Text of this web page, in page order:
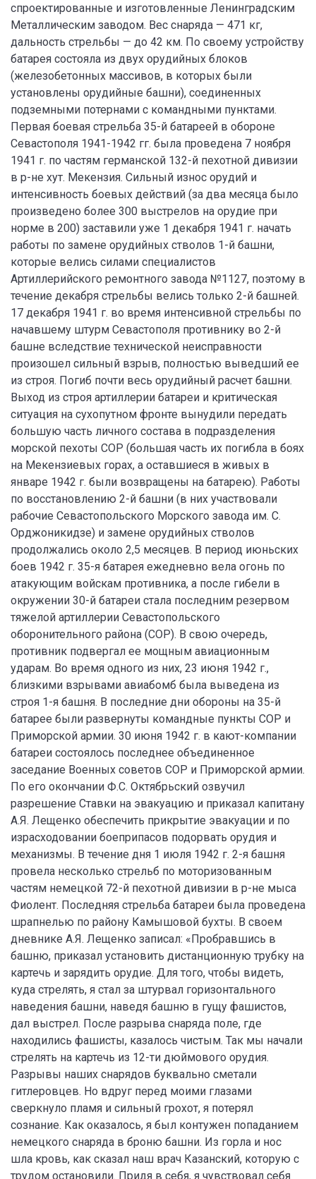
спроектированные и изготовленные Ленинградским
Металлическим заводом. Вес снаряда — 471 кг,
дальность стрельбы — до 42 км. По своему устройству
батарея состояла из двух орудийных блоков
(железобетонных массивов, в которых были
установлены орудийные башни), соединенных
подземными потернами с командными пунктами.
Первая боевая стрельба 35-й батареей в обороне
Севастополя 1941-1942 гг. была проведена 7 ноября
1941 г. по частям германской 132-й пехотной дивизии
в р-не хут. Мекензия. Сильный износ орудий и
интенсивность боевых действий (за два месяца было
произведено более 300 выстрелов на орудие при
норме в 200) заставили уже 1 декабря 1941 г. начать
работы по замене орудийных стволов 1-й башни,
которые велись силами специалистов
Артиллерийского ремонтного завода №1127, поэтому в
течение декабря стрельбы велись только 2-й башней.
17 декабря 1941 г. во время интенсивной стрельбы по
начавшему штурм Севастополя противнику во 2-й
башне вследствие технической неисправности
произошел сильный взрыв, полностью выведший ее
из строя. Погиб почти весь орудийный расчет башни.
Выход из строя артиллерии батареи и критическая
ситуация на сухопутном фронте вынудили передать
большую часть личного состава в подразделения
морской пехоты СОР (большая часть их погибла в боях
на Мекензиевых горах, а оставшиеся в живых в
январе 1942 г. были возвращены на батарею). Работы
по восстановлению 2-й башни (в них участвовали
рабочие Севастопольского Морского завода им. С.
Орджоникидзе) и замене орудийных стволов
продолжались около 2,5 месяцев. В период июньских
боев 1942 г. 35-я батарея ежедневно вела огонь по
атакующим войскам противника, а после гибели в
окружении 30-й батареи стала последним резервом
тяжелой артиллерии Севастопольского
оборонительного района (СОР). В свою очередь,
противник подвергал ее мощным авиационным
ударам. Во время одного из них, 23 июня 1942 г.,
близкими взрывами авиабомб была выведена из
строя 1-я башня. В последние дни обороны на 35-й
батарее были развернуты командные пункты СОР и
Приморской армии. 30 июня 1942 г. в кают-компании
батареи состоялось последнее объединенное
заседание Военных советов СОР и Приморской армии.
По его окончании Ф.С. Октябрьский озвучил
разрешение Ставки на эвакуацию и приказал капитану
А.Я. Лещенко обеспечить прикрытие эвакуации и по
израсходовании боеприпасов подорвать орудия и
механизмы. В течение дня 1 июля 1942 г. 2-я башня
провела несколько стрельб по моторизованным
частям немецкой 72-й пехотной дивизии в р-не мыса
Фиолент. Последняя стрельба батареи была проведена
шрапнелью по району Камышовой бухты. В своем
дневнике А.Я. Лещенко записал: «Пробравшись в
башню, приказал установить дистанционную трубку на
картечь и зарядить орудие. Для того, чтобы видеть,
куда стрелять, я стал за штурвал горизонтального
наведения башни, наведя башню в гущу фашистов,
дал выстрел. После разрыва снаряда поле, где
находились фашисты, казалось чистым. Так мы начали
стрелять на картечь из 12-ти дюймового орудия.
Разрывы наших снарядов буквально сметали
гитлеровцев. Но вдруг перед моими глазами
сверкнуло пламя и сильный грохот, я потерял
сознание. Как оказалось, я был контужен попаданием
немецкого снаряда в броню башни. Из горла и нос
шла кровь, как сказал наш врач Казанский, которую с
трудом остановили. Придя в себя, я чувствовал себя